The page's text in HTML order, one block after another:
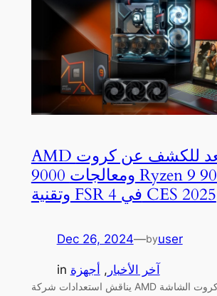
AMD تستعد للكشف عن كروت RX
9000 ومعالجات Ryzen 9 9000X3D
وتقنية FSR 4 في CES 2025
Dec 26, 2024—byuser
in آخر الأخبار , أجهزة
يناقش استعدادات شركة AMD للكشف عن كروت الشاشة RX